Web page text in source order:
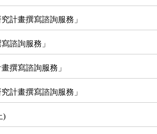
計畫撰寫諮詢服務」
諮詢服務」
撰寫諮詢服務」
計畫撰寫諮詢服務」
)